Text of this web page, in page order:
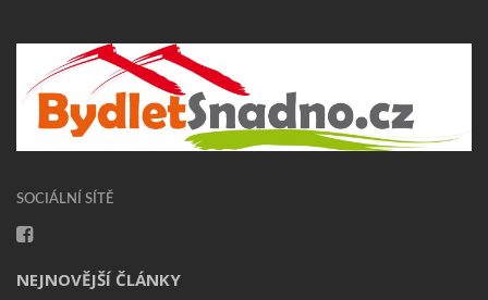
SOCIÁLNÍ SÍTĚ
NEJNOVĚJŠÍ ČLÁNKY